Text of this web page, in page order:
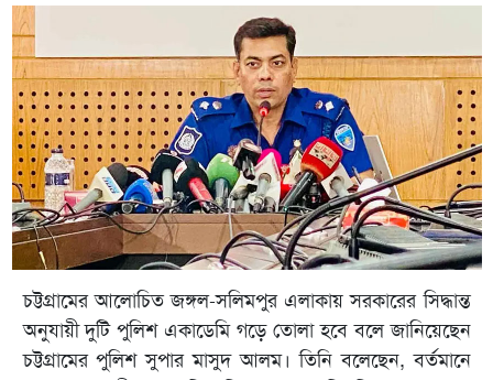
চট্টগ্রামের আলোচিত জঙ্গল-সলিমপুর এলাকায় সরকারের সিদ্ধান্ত
অনুযায়ী দুটি পুলিশ একাডেমি গড়ে তোলা হবে বলে জানিয়েছেন
চট্টগ্রামের পুলিশ সুপার মাসুদ আলম। তিনি বলেছেন, বর্তমানে